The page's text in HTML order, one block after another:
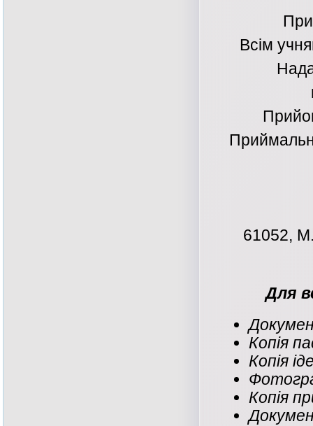
Всім
61052,
Для
Копія
Копія
Копія